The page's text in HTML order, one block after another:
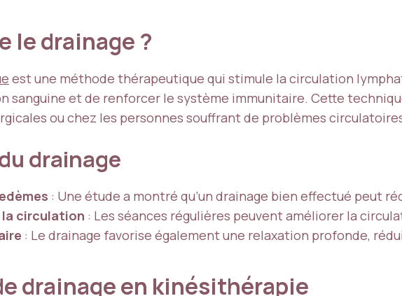
le drainage ?
est une méthode thérapeutique qui stimule la circulation
sanguine et de renforcer le système immunitaire. Cette
ou chez les personnes souffrant de problèmes
drainage
: Une étude a montré qu’un drainage bien effectué peut
circulation : Les séances régulières peuvent améliorer la
: Le drainage favorise également une relaxation profonde,
drainage en kinésithérapie